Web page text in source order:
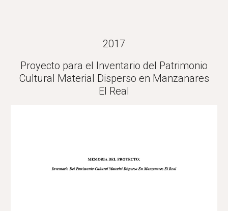
2017
Proyecto para el Inventario del Patrimonio
Cultural Material Disperso en Manzanares
El Real